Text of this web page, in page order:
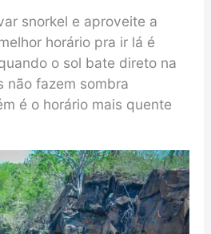
snorkel e aproveite a
horário pra ir lá é
o sol bate direto na
não fazem sombra
é o horário mais quente